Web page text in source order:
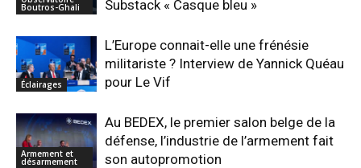
Boutros-Ghali
Substack « Casque bleu »
Éclairages
L’Europe connait-elle une frénésie
militariste ? Interview de Yannick Quéau
pour Le Vif
Armement et
désarmement
Au BEDEX, le premier salon belge de la
défense, l’industrie de l’armement fait
son autopromotion